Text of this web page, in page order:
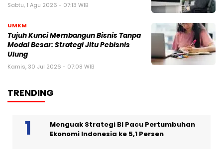
Sabtu, 1 Agu 2026 - 07:13 WIB
UMKM
Tujuh Kunci Membangun Bisnis Tanpa
Modal Besar: Strategi Jitu Pebisnis
Ulung
Kamis, 30 Jul 2026 - 07:08 WIB
TRENDING
Menguak Strategi BI Pacu Pertumbuhan
Ekonomi Indonesia ke 5,1 Persen